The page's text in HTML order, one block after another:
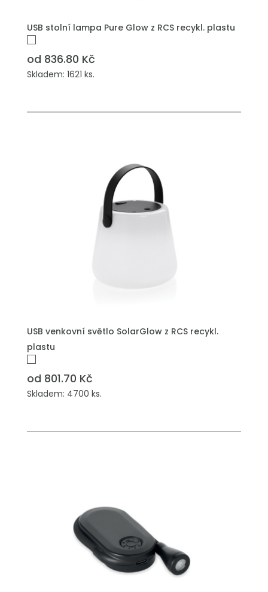
USB stolní lampa Pure Glow z RCS recykl. plastu
od 836.80 Kč
Skladem: 1621 ks.
USB venkovní světlo SolarGlow z RCS recykl.
plastu
od 801.70 Kč
Skladem: 4700 ks.